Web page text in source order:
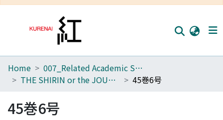
Home
Browse
Home
007_Related Academic Societies
THE SHIRIN or the JOURNAL OF HISTORY
45巻6号
45巻6号